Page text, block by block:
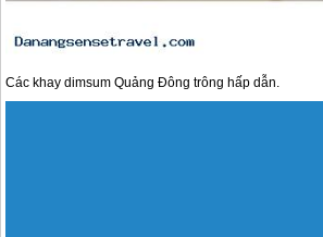
Các khay dimsum Quảng Đông trông hấp dẫn.